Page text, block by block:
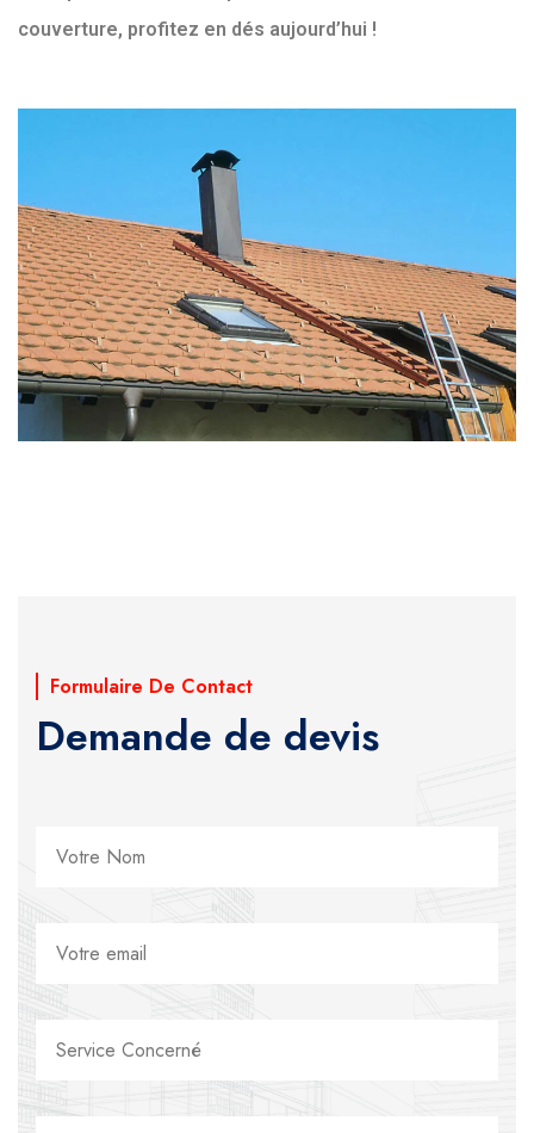
couverture, profitez en dés aujourd’hui !
Formulaire De Contact
Demande de devis